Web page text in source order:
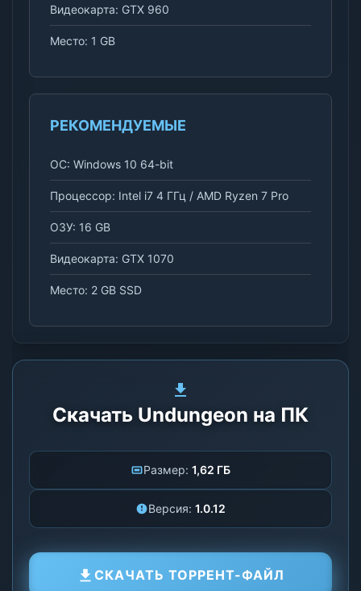
Видеокарта: GTX 960
Место: 1 GB
РЕКОМЕНДУЕМЫЕ
ОС: Windows 10 64-bit
Процессор: Intel i7 4 ГГц / AMD Ryzen 7 Pro
ОЗУ: 16 GB
Видеокарта: GTX 1070
Место: 2 GB SSD
Скачать Undungeon на ПК
Размер: 1,62 ГБ
Версия: 1.0.12
СКАЧАТЬ ТОРРЕНТ-ФАЙЛ